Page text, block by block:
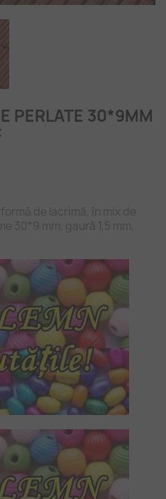
PERLATE 30*9MM
formă de lacrimă, în mix de
30*9 mm, gaură 1,5 mm,